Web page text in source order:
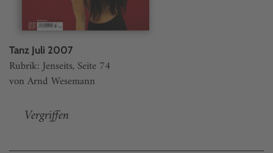
Tanz Juli 2007
Rubrik: Jenseits, Seite 74
von Arnd Wesemann
Vergriffen